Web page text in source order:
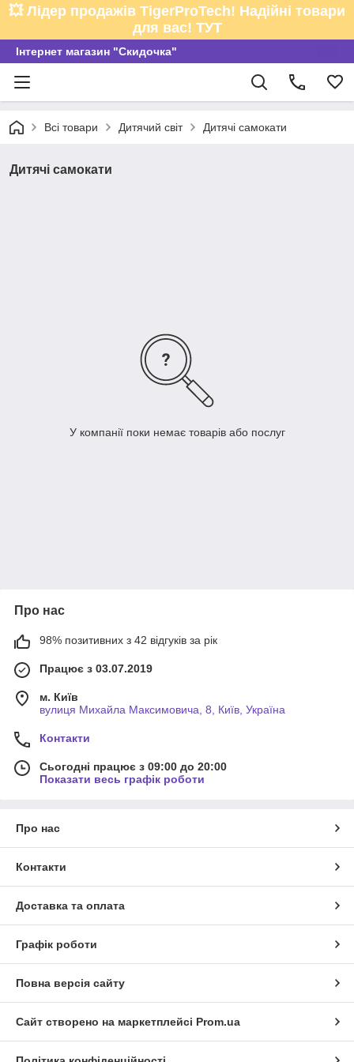
💥 Лідер продажів TigerProTech! Надійні товари
для вас! ТУТ
Інтернет магазин "Скидочка"
Всі товари Дитячий світ Дитячі самокати
Дитячі самокати
У компанії поки немає товарів або послуг
Про нас
98% позитивних з 42 відгуків за рік
Працює з 03.07.2019
м. Київ
вулиця Михайла Максимовича, 8, Київ, Україна
Контакти
Сьогодні працює з 09:00 до 20:00
Показати весь графік роботи
Про нас
Контакти
Доставка та оплата
Графік роботи
Повна версія сайту
Сайт створено на маркетплейсі Prom.ua